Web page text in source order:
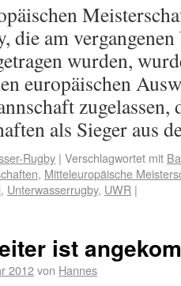
die am
wurden,
europäischen
zugelassen,
als Sieger aus
Rugby | Verschlagwortet mit
, Mitteleuropäische
, Unterwasserrugby, UWR |
ist
2012von Hannes